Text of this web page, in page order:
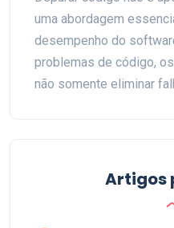
uma abordagem
desempenho do
problemas de código,
não somente eliminar
desempenho superior.
compartilhadas dicas
Artigos